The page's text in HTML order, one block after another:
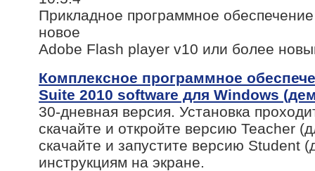
Прикладное программное
новое
Adobe Flash player v10 или более
Комплексное программное
Suite 2010 software для Windows
30-дневная версия. Установка
скачайте и откройте версию Teacher
скачайте и запустите версию Student
инструкциям на экране.